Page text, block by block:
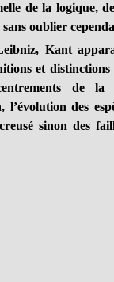
de la logique,
sans oublier
Kant
et
de
l’évolution des
sinon des